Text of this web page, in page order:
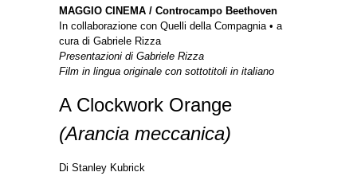
MAGGIO CINEMA / Controcampo Beethoven
In collaborazione con Quelli della Compagnia • a
cura di Gabriele Rizza
Presentazioni di Gabriele Rizza
Film in lingua originale con sottotitoli in italiano
A Clockwork Orange
(Arancia meccanica)
Di Stanley Kubrick